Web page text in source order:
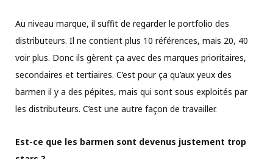
Au niveau marque, il suffit de regarder le portfolio des
distributeurs. Il ne contient plus 10 références, mais 20, 40
voir plus. Donc ils gèrent ça avec des marques prioritaires,
secondaires et tertiaires. C’est pour ça qu’aux yeux des
barmen il y a des pépites, mais qui sont sous exploités par
les distributeurs. C’est une autre façon de travailler.
Est-ce que les barmen sont devenus justement trop